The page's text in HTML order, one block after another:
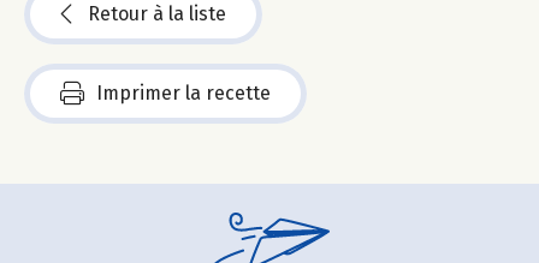
Retour à la liste
Imprimer la recette